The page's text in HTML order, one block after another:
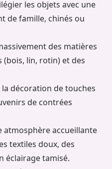
les objets avec une
de famille, chinés ou
des matières
lin, rotin) et des
la décoration de touches
de contrées
atmosphère accueillante
textiles doux, des
éclairage tamisé.